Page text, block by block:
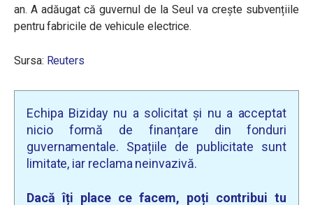
an. A adăugat că guvernul de la Seul va crește subvențiile
pentru fabricile de vehicule electrice.
Sursa: Reuters
Echipa Biziday nu a solicitat și nu a acceptat
nicio formă de finanțare din fonduri
guvernamentale. Spațiile de publicitate sunt
limitate, iar reclama neinvazivă.
Dacă îți place ce facem, poți contribui tu